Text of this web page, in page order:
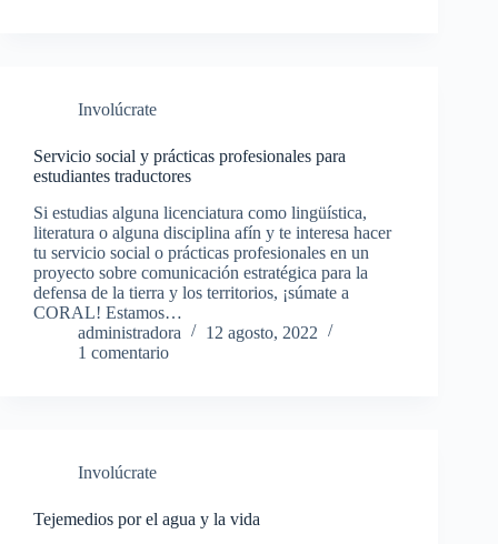
Involúcrate
Servicio social y prácticas profesionales para
estudiantes traductores
Si estudias alguna licenciatura como lingüística,
literatura o alguna disciplina afín y te interesa hacer
tu servicio social o prácticas profesionales en un
proyecto sobre comunicación estratégica para la
defensa de la tierra y los territorios, ¡súmate a
CORAL! Estamos…
administradora
12 agosto, 2022
1 comentario
Involúcrate
Tejemedios por el agua y la vida